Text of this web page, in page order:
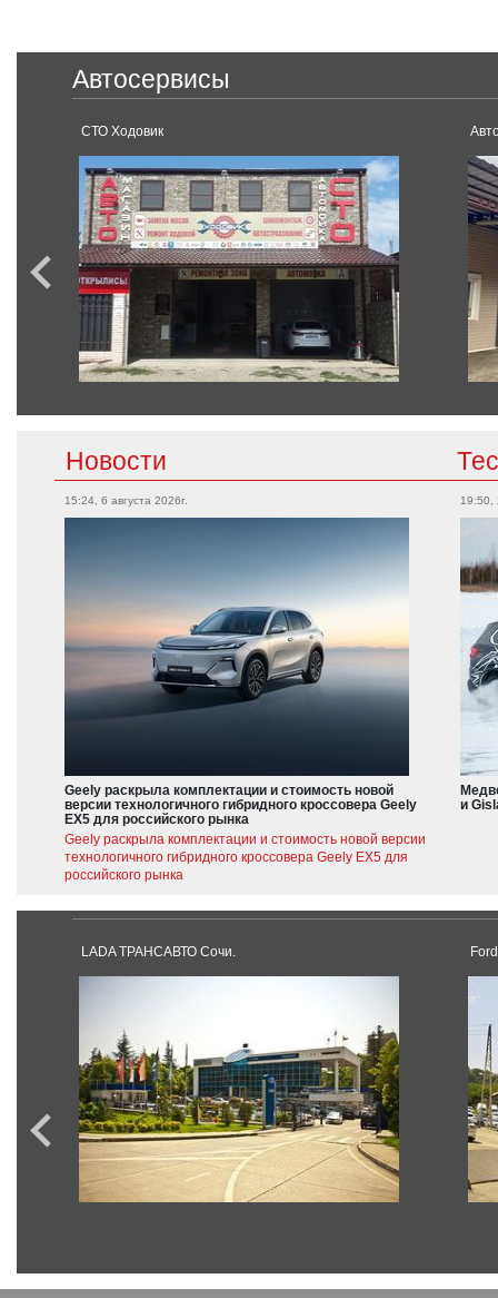
Автосервисы
СТО Ходовик
Новости
15:24, 6 августа 2026г.
Geely раскрыла комплектации и стоимость новой
версии технологичного гибридного кроссовера Geely
EX5 для российского рынка
Geely раскрыла комплектации и стоимость новой версии
технологичного гибридного кроссовера Geely EX5 для
российского рынка
19:50,
и
LADA ТРАНСАВТО Сочи.